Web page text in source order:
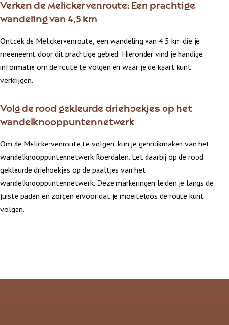
Verken de Melickervenroute: Een prachtige
wandeling van 4,5 km
Ontdek de Melickervenroute, een wandeling van 4,5 km die je
meeneemt door dit prachtige gebied. Hieronder vind je handige
informatie om de route te volgen en waar je de kaart kunt
verkrijgen.
Volg de rood gekleurde driehoekjes op het
wandelknooppuntennetwerk
Om de Melickervenroute te volgen, kun je gebruikmaken van het
wandelknooppuntennetwerk Roerdalen. Let daarbij op de rood
gekleurde driehoekjes op de paaltjes van het
wandelknooppuntennetwerk. Deze markeringen leiden je langs de
juiste paden en zorgen ervoor dat je moeiteloos de route kunt
volgen.